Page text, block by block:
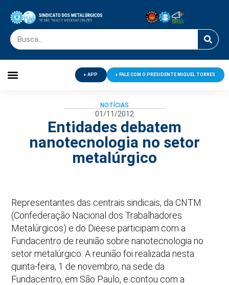
APP FALE COM O PRESIDENTE MIGUEL TORRES
NOTÍCIAS
01/11/2012
Entidades debatem
nanotecnologia no setor
metalúrgico
Representantes das centrais sindicais, da CNTM
(Confederação Nacional dos Trabalhadores
Metalúrgicos) e do Dieese participam com a
Fundacentro de reunião sobre nanotecnologia no
setor metalúrgico. A reunião foi realizada nesta
quinta-feira, 1 de novembro, na sede da
Fundacentro, em São Paulo, e contou com a